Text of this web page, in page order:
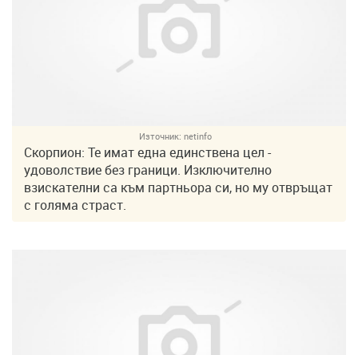
Източник: netinfo
Скорпион: Те имат една единствена цел -
удоволствие без граници. Изключително
взискателни са към партньора си, но му отвръщат
с голяма страст.